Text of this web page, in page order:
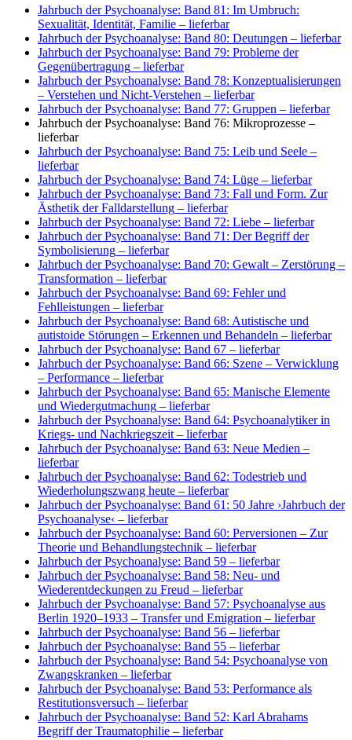
Jahrbuch der Psychoanalyse: Band 81: Im Umbruch:
Sexualität, Identität, Familie – lieferbar
Jahrbuch der Psychoanalyse: Band 80: Deutungen – lieferbar
Jahrbuch der Psychoanalyse: Band 79: Probleme der
Gegenübertragung – lieferbar
Jahrbuch der Psychoanalyse: Band 78: Konzeptualisierungen
– Verstehen und Nicht-Verstehen – lieferbar
Jahrbuch der Psychoanalyse: Band 77: Gruppen – lieferbar
Jahrbuch der Psychoanalyse: Band 76: Mikroprozesse –
lieferbar
Jahrbuch der Psychoanalyse: Band 75: Leib und Seele –
lieferbar
Jahrbuch der Psychoanalyse: Band 74: Lüge – lieferbar
Jahrbuch der Psychoanalyse: Band 73: Fall und Form. Zur
Ästhetik der Falldarstellung – lieferbar
Jahrbuch der Psychoanalyse: Band 72: Liebe – lieferbar
Jahrbuch der Psychoanalyse: Band 71: Der Begriff der
Symbolisierung – lieferbar
Jahrbuch der Psychoanalyse: Band 70: Gewalt – Zerstörung –
Transformation – lieferbar
Jahrbuch der Psychoanalyse: Band 69: Fehler und
Fehlleistungen – lieferbar
Jahrbuch der Psychoanalyse: Band 68: Autistische und
autistoide Störungen – Erkennen und Behandeln – lieferbar
Jahrbuch der Psychoanalyse: Band 67 – lieferbar
Jahrbuch der Psychoanalyse: Band 66: Szene – Verwicklung
– Performance – lieferbar
Jahrbuch der Psychoanalyse: Band 65: Manische Elemente
und Wiedergutmachung – lieferbar
Jahrbuch der Psychoanalyse: Band 64: Psychoanalytiker in
Kriegs- und Nachkriegszeit – lieferbar
Jahrbuch der Psychoanalyse: Band 63: Neue Medien –
lieferbar
Jahrbuch der Psychoanalyse: Band 62: Todestrieb und
Wiederholungszwang heute – lieferbar
Jahrbuch der Psychoanalyse: Band 61: 50 Jahre ›Jahrbuch der
Psychoanalyse‹ – lieferbar
Jahrbuch der Psychoanalyse: Band 60: Perversionen – Zur
Theorie und Behandlungstechnik – lieferbar
Jahrbuch der Psychoanalyse: Band 59 – lieferbar
Jahrbuch der Psychoanalyse: Band 58: Neu- und
Wiederentdeckungen zu Freud – lieferbar
Jahrbuch der Psychoanalyse: Band 57: Psychoanalyse aus
Berlin 1920–1933 – Transfer und Emigration – lieferbar
Jahrbuch der Psychoanalyse: Band 56 – lieferbar
Jahrbuch der Psychoanalyse: Band 55 – lieferbar
Jahrbuch der Psychoanalyse: Band 54: Psychoanalyse von
Zwangskranken – lieferbar
Jahrbuch der Psychoanalyse: Band 53: Performance als
Restitutionsversuch – lieferbar
Jahrbuch der Psychoanalyse: Band 52: Karl Abrahams
Begriff der Traumatophilie – lieferbar